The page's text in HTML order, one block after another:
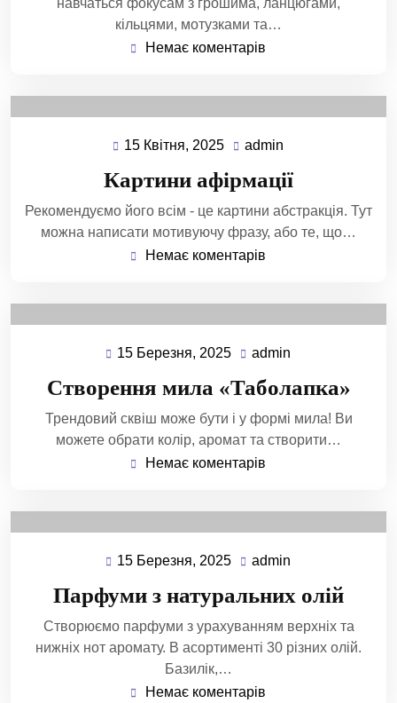
кільцями, мотузками та…
Немає коментарів
15 Квітня, 2025 admin
Картини афірмації
Рекомендуємо його всім - це картини абстракція. Тут
можна написати мотивуючу фразу, або те, що…
Немає коментарів
15 Березня, 2025 admin
Створення мила «Таболапка»
Трендовий сквіш може бути і у формі мила! Ви
можете обрати колір, аромат та створити…
Немає коментарів
15 Березня, 2025 admin
Парфуми з натуральних олій
Створюємо парфуми з урахуванням верхніх та
нижніх нот аромату. В асортименті 30 різних олій.
Базилік,…
Немає коментарів